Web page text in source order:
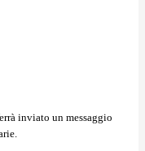
inviato un messaggio